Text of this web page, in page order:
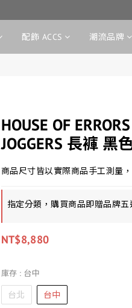
配飾 ACCS 潮流品牌
HOUSE OF
JOGGERS 長褲 黑
商品尺寸皆以實際商品手工測量
指定分類，購買商品即贈品牌
NT$8,880
庫存 : 台中
台北 台中